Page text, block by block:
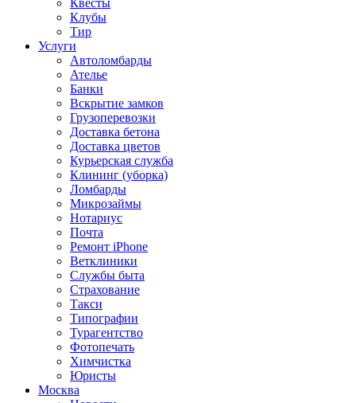
Квесты
Клубы
Тир
Услуги
Автоломбарды
Ателье
Банки
Вскрытие замков
Грузоперевозки
Доставка бетона
Доставка цветов
Курьерская служба
Клининг (уборка)
Ломбарды
Микрозаймы
Нотариус
Почта
Ремонт iPhone
Ветклиники
Службы быта
Страхование
Такси
Типографии
Турагентство
Фотопечать
Химчистка
Юристы
Москва